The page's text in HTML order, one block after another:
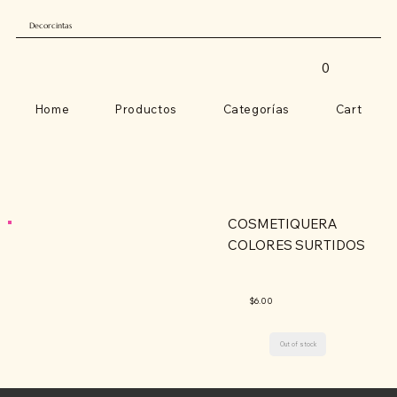
Decorcintas
Home Productos Categorías Cart
0
Out of stock
COSMETIQUERA
COLORES SURTIDOS
$6.00